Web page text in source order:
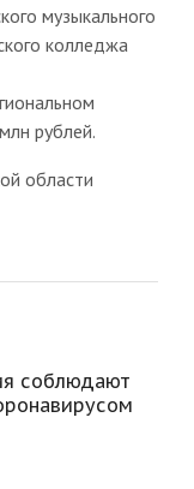
музыкального
колледжа
рублей.
области
соблюдают